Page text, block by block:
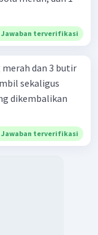
Jawaban terverifikasi
dan 3 butir
sekaligus
dikembalikan
Jawaban terverifikasi